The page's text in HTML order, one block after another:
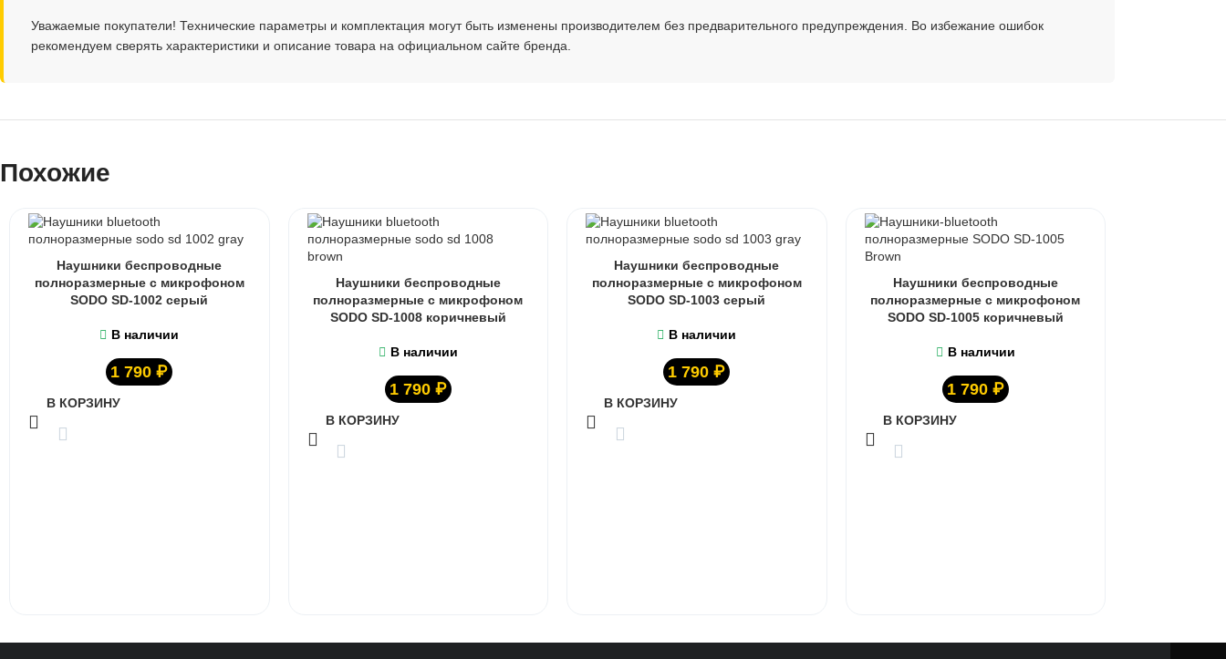
Уважаемые покупатели! Технические параметры и комплектация могут быть изменены производителем без предварительного предупреждения. Во избежание ошибок
рекомендуем сверять характеристики и описание товара на официальном сайте бренда.
Похожие
Наушники беспроводные
полноразмерные с микрофоном
SODO SD-1002 серый
В наличии
1 790₽
В КОРЗИНУ
Наушники беспроводные
полноразмерные с микрофоном
SODO SD-1008 коричневый
В наличии
1 790 ₽
В КОРЗИНУ
Наушники беспроводные
полноразмерные с микрофоном
SODO SD-1003 серый
В наличии
1 790₽
В КОРЗИНУ
Наушники беспроводные
полноразмерные с микрофоном
SODO SD-1005 коричневый
В наличии
1 790 ₽
В КОРЗИНУ